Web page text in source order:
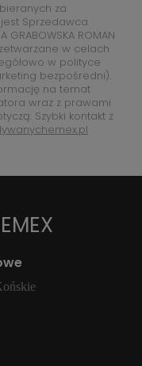
za
Sprzedawca
GRABOWSKA ROMAN
w celach
w polityce
bezpośredni).
na temat
wraz z prawami
Szybki kontakt z